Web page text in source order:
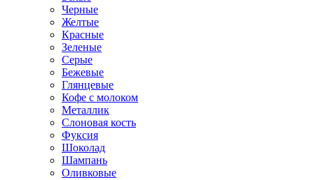
Черные
Желтые
Красные
Зеленые
Серые
Бежевые
Глянцевые
Кофе с молоком
Металлик
Слоновая кость
Фуксия
Шоколад
Шампань
Оливковые